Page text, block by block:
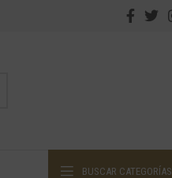
BUSCAR CATEGORÍAS